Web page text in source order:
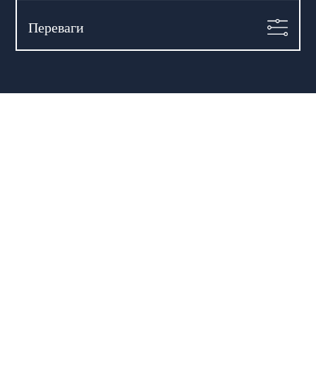
Про Hamilton May
Кар’єра
Переваги